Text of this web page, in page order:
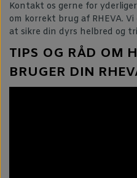
Kontakt os gerne for
om korrekt brug af RHEVA.
at sikre din dyrs helbred og
TIPS OG RÅD OM
BRUGER DIN